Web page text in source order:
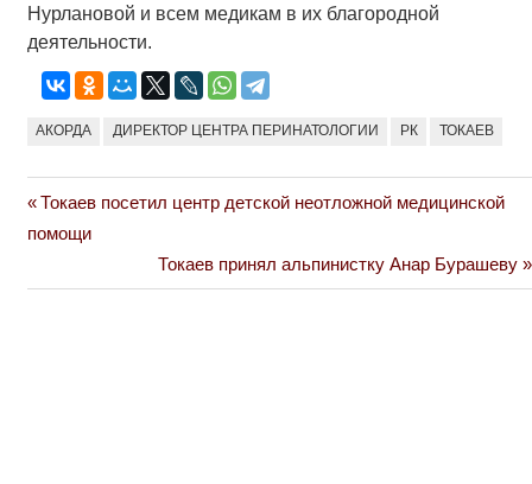
Нурлановой и всем медикам в их благородной
деятельности.
АКОРДА ДИРЕКТОР ЦЕНТРА ПЕРИНАТОЛОГИИ РК ТОКАЕВ
Навигация
Previous
Post:
Токаев посетил центр детской неотложной медицинской
помощи
Next
Post:
Токаев принял альпинистку Анар Бурашеву